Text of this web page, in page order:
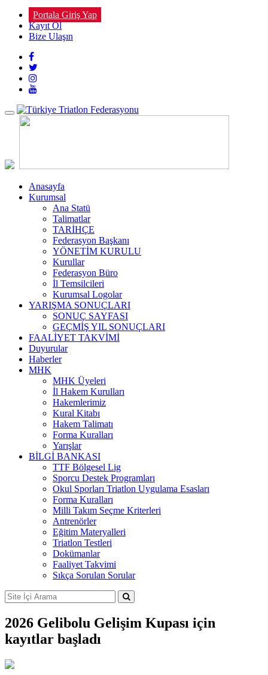
Portala Giriş Yap
Kayıt Ol
Bize Ulaşın
Toggle
navigation
Anasayfa
Kurumsal
Ana Statü
Talimatlar
TARİHÇE
Federasyon Başkanı
YÖNETİM KURULU
Kurullar
Federasyon Büro
İl Temsilcileri
Kurumsal Logolar
YARIŞMA SONUÇLARI
SONUÇ SAYFASI
GEÇMİŞ YIL SONUÇLARI
FAALİYET TAKVİMİ
Duyurular
Haberler
MHK
MHK Üyeleri
İl Hakem Kurulları
Hakemlerimiz
Kural Kitabı
Hakem Talimatı
Forma Kuralları
Yarışlar
BİLGİ BANKASI
TTF Bölgesel Lig
Sporcu Destek Programları
Okul Sporları Triatlon Uygulama Esasları
Forma Kuralları
Milli Takım Seçme Kriterleri
Antrenörler
Eğitim Materyalleri
Triatlon Testleri
Dokümanlar
Faaliyet Takvimi
Sıkça Sorulan Sorular
2026 Gelibolu Gelişim Kupası için
kayıtlar başladı